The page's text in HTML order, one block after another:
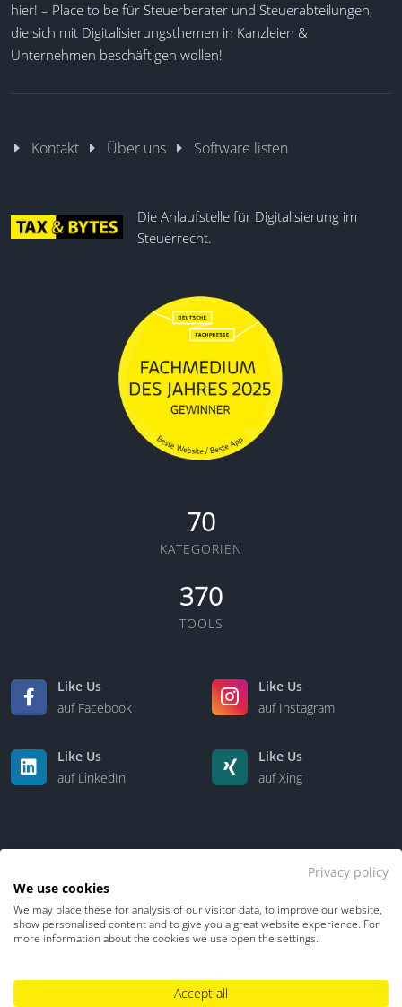
hier! – Place to be für Steuerberater und Steuerabteilungen,
die sich mit Digitalisierungsthemen in Kanzleien &
Unternehmen beschäftigen wollen!
Kontakt Über uns Software listen
Die Anlaufstelle für Digitalisierung im
Steuerrecht.
70
KATEGORIEN
370
TOOLS
Like Us
auf Facebook
Like Us
auf Instagram
Like Us
auf LinkedIn
Like Us
auf Xing
Kontakt Über uns
Impressum
Privacy policy
We use cookies
We may place these for analysis of our visitor data, to improve our website,
show personalised content and to give you a great website experience. For
more information about the cookies we use open the settings.
Accept all